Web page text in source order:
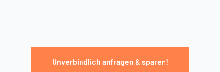
Unverbindlich anfragen & sparen!